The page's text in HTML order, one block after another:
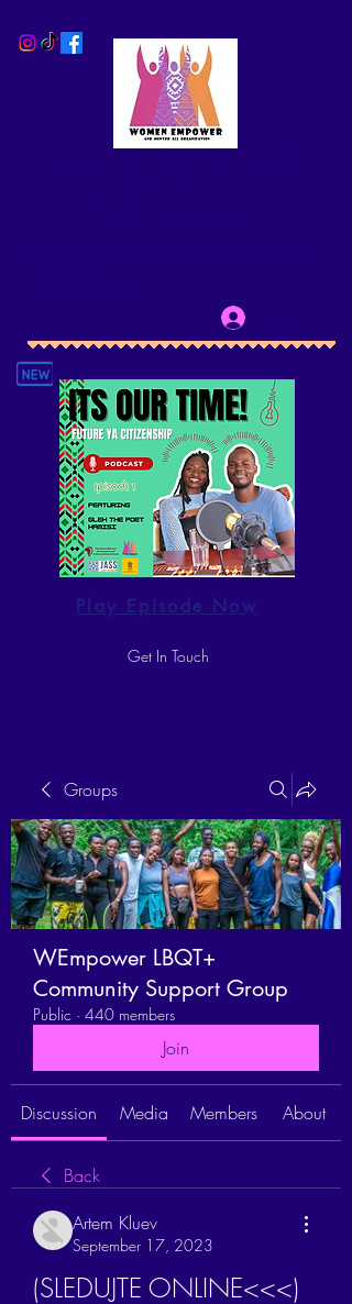
Play Episode Now
Get In Touch
Groups
WEmpower LBQT+
Community Support Group
Public · 440 members
Join
Discussion Media Members About
Back
Artem Kluev
September 17, 2023
(SLEDUJTE ONLINE<<<)